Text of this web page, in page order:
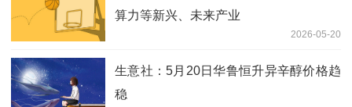
算力等新兴、未来产业
2026-05-20
生意社：5月20日华鲁恒升异辛醇价格趋
稳